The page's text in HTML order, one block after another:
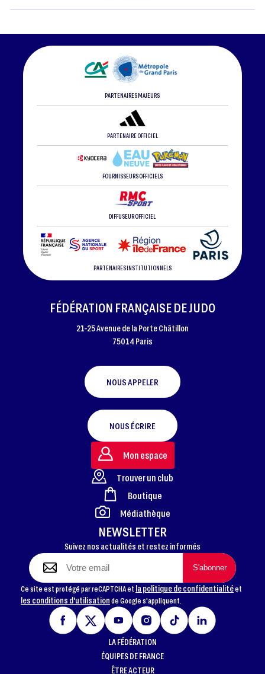
PARTENAIRES MAJEURS
PARTENAIRE OFFICIEL
FOURNISSEURS OFFICIELS
DIFFUSEUR OFFICIEL
PARTENAIRES INSTITUTIONNELS
FOOTER
FÉDÉRATION FRANÇAISE DE JUDO
21-25 Avenue de la Porte Châtillon
75014 Paris
NOUS APPELER
NOUS ÉCRIRE
NEWSLETTER
Suivez nos actualités et restez informés
Ce site est protégé par reCAPTCHA et la politique de confidentialitéet
les conditions d'utilisationde Google s'appliquent.
Mon espace
Trouver un club
Boutique
Médiathèque
LA FÉDÉRATION
ÉQUIPES DE FRANCE
ÊTRE ACTEUR